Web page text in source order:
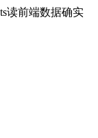
读前端数据确实